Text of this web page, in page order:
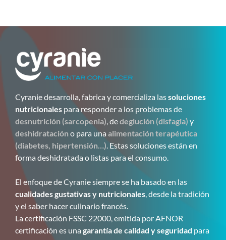
Cyranie desarrolla, fabrica y comercializa lassoluciones
nutricionales para responder a los problemas de
desnutrición (sarcopenia), dedeglución (disfagia) y
deshidratación o para una alimentación terapéutica
(diabetes, hipertensión…). Estas soluciones están en
forma deshidratada o listas para el consumo.
El enfoque de Cyranie siempre se ha basado en las
cualidades gustativas y nutricionales, desde la tradición
y el saber hacer culinario francés.
La certificación FSSC 22000, emitida por AFNOR
certificación es una garantía de calidad y seguridad para